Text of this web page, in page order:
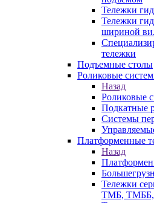
Тележки
Тележки
шириной
тележки
Подъемные столы
Роликовые
Назад
Роликовые
Подкатные
Системы
Платформенные
Назад
Тележки
ТМБ,